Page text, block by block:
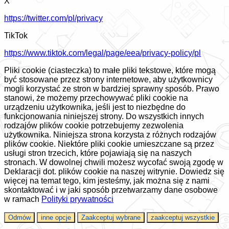
https://twitter.com/pl/privacy
TikTok
https://www.tiktok.com/legal/page/eea/privacy-policy/pl
Pliki cookie (ciasteczka) to małe pliki tekstowe, które mogą
być stosowane przez strony internetowe, aby użytkownicy
mogli korzystać ze stron w bardziej sprawny sposób. Prawo
stanowi, że możemy przechowywać pliki cookie na
urządzeniu użytkownika, jeśli jest to niezbędne do
funkcjonowania niniejszej strony. Do wszystkich innych
rodzajów plików cookie potrzebujemy zezwolenia
użytkownika. Niniejsza strona korzysta z różnych rodzajów
plików cookie. Niektóre pliki cookie umieszczane są przez
usługi stron trzecich, które pojawiają się na naszych
stronach. W dowolnej chwili możesz wycofać swoją zgodę w
Deklaracji dot. plików cookie na naszej witrynie. Dowiedz się
więcej na temat tego, kim jesteśmy, jak można się z nami
skontaktować i w jaki sposób przetwarzamy dane osobowe
w ramach Polityki prywatności
Odmów inne opcje Zaakceptuj wybrane zaakceptuj wszystkie